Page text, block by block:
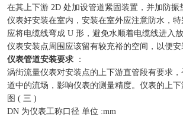
在其上下游 2D 处加设管道紧固装置，并加防振
仪表好安装在室内，安装在室外应注意防水，
应将电缆线弯成 U 形，避免水顺着电缆线进入放
仪表安装点周围应该留有较充裕的空间，以便安
仪表管道安装要求
：
涡街流量仪表对安装点的上下游直管段有要求
道中的流场，影响仪表的测量精度。仪表的上
图 ( 三 )
DN 为仪表工称口径 单位 :mm